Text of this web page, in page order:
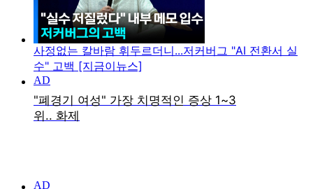
사정없는 칼바람 휘두르더니...저커버그 "AI 전환서 실
수" 고백 [지금이뉴스]